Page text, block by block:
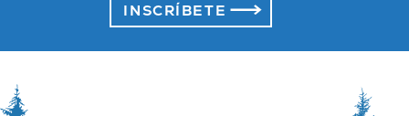
INSCRÍBETE